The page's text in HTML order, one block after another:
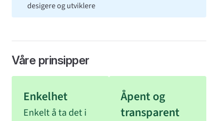
desigere og utviklere
Våre prinsipper
Enkelt å ta det i